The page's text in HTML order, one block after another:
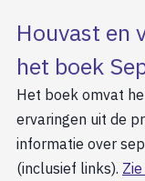
Houvast en
het boek
Het boek omvat
ervaringen uit de
informatie over
(inclusief links).